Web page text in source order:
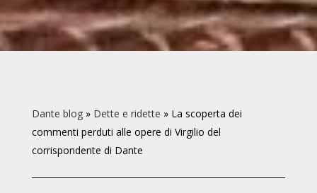
Dante blog» Dette e ridette » La scoperta dei
commenti perduti alle opere di Virgilio del
corrispondente di Dante